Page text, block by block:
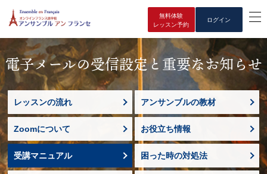
無料体験
レッスン予約
ログイン
電子メールの受信設定と重要なお知らせ
レッスンの流れ アンサンブルの教材
Zoomについて お役立ち情報
受講マニュアル 困った時の対処法